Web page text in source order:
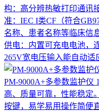
构：高分辨热敏打印通讯
准：IEC I类CF（符合
名称、患者名称等临床信
供电：内置可充电电池，
265V宽电压输入能自动适
PM-9000A+多参数监护仪
高、质量可靠，性能稳定
按键，易学易用操作简便